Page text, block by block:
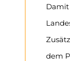
dem